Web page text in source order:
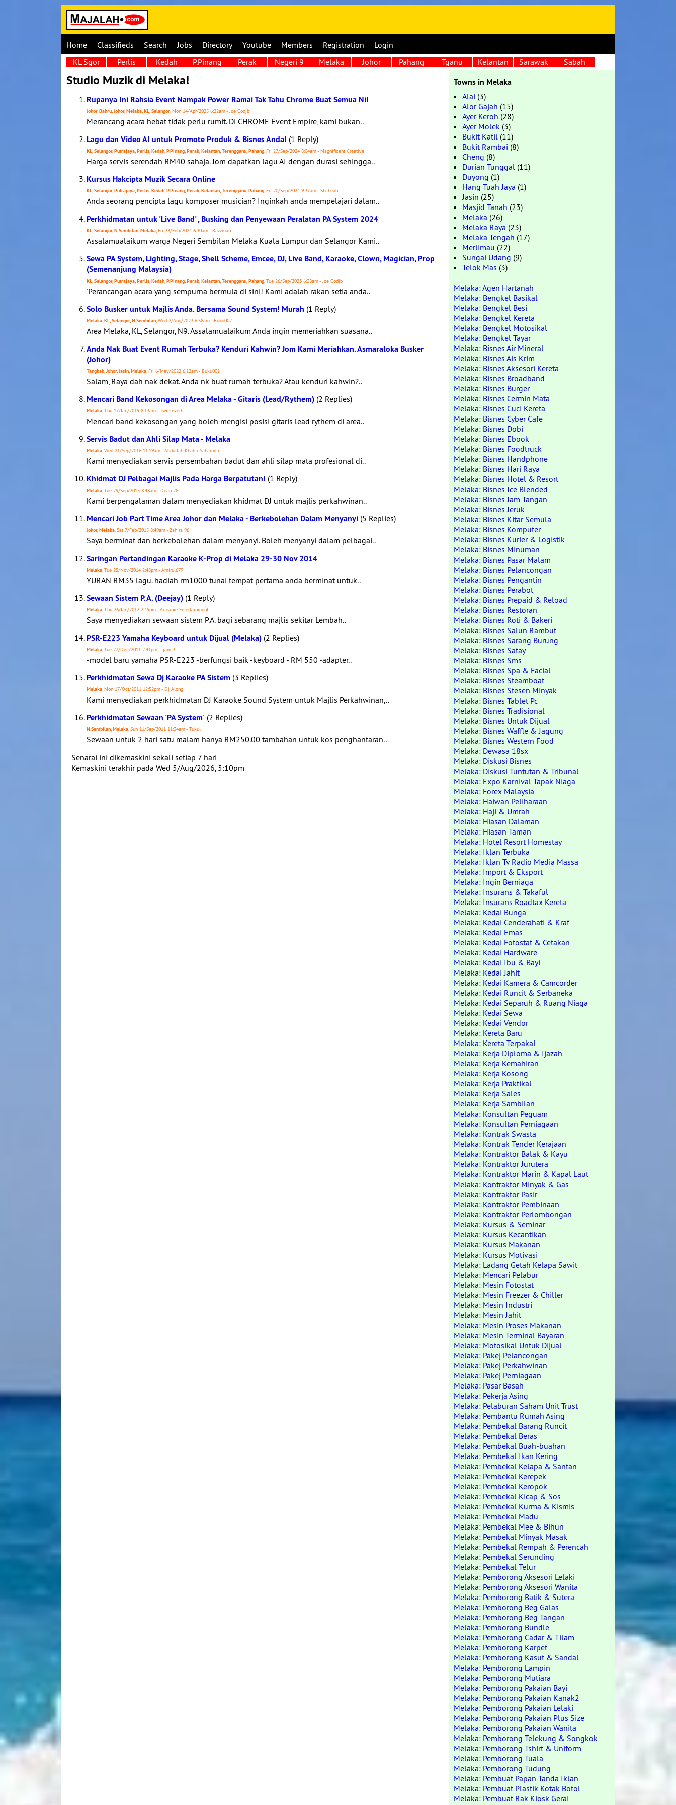
Home Classifieds Search Jobs Directory Youtube Members Registration
Login
KL Sgor
Perlis Kedah P.Pinang Perak Negeri 9 Melaka Johor Pahang Tganu Kelantan Sarawak Sabah
Studio Muzik di Melaka!
Rupanya Ini Rahsia Event Nampak Power Ramai Tak Tahu Chrome Buat Semua Ni!
Johor Bahru, Johor, Melaka, KL, Selangor, Mon 14/Apr/2025 6:22am - Joe Codjb
Merancang acara hebat tidak perlu rumit. Di CHROME Event Empire, kami bukan..
Lagu dan Video AI untuk Promote Produk & Bisnes Anda! (1 Reply)
KL, Selangor, Putrajaya, Perlis, Kedah, P.Pinang, Perak, Kelantan, Terengganu, Pahang, Fri 27/Sep/2024 8:04am - Magnificent Creative
Harga servis serendah RM40 sahaja. Jom dapatkan lagu AI dengan durasi sehingga..
Kursus Hakcipta Muzik Secara Online
KL, Selangor, Putrajaya, Perlis, Kedah, P.Pinang, Perak, Kelantan, Terengganu, Pahang, Fri 20/Sep/2024 9:37am - Sbcheah
Anda seorang pencipta lagu komposer musician? Inginkah anda mempelajari dalam..
Perkhidmatan untuk 'Live Band' , Busking dan Penyewaan Peralatan PA System 2024
KL, Selangor, N.Sembilan, Melaka, Fri 23/Feb/2024 6:30am - Razzman
Assalamualaikum warga Negeri Sembilan Melaka Kuala Lumpur dan Selangor Kami..
Sewa PA System, Lighting, Stage, Shell Scheme, Emcee, DJ, Live Band, Karaoke, Clown, Magician, Prop
(Semenanjung Malaysia)
KL, Selangor, Putrajaya, Perlis, Kedah, P.Pinang, Perak, Kelantan, Terengganu, Pahang, Tue 26/Sep/2023 6:38am - Joe Codjb
'Perancangan acara yang sempurna bermula di sini! Kami adalah rakan setia anda..
Solo Busker untuk Majlis Anda. Bersama Sound System! Murah (1 Reply)
Melaka, KL, Selangor, N.Sembilan, Wed 2/Aug/2023 6:38am - Buku002
Area Melaka, KL, Selangor, N9. Assalamualaikum Anda ingin memeriahkan suasana..
Anda Nak Buat Event Rumah Terbuka? Kenduri Kahwin? Jom Kami Meriahkan. Asmaraloka Busker
(Johor)
Tangkak, Johor, Jasin, Melaka, Fri 6/May/2022 6:12am - Buku001
Salam, Raya dah nak dekat. Anda nk buat rumah terbuka? Atau kenduri kahwin?..
Mencari Band Kekosongan di Area Melaka - Gitaris (Lead/Rythem) (2 Replies)
Melaka, Thu 17/Jan/2019 8:13am - Twinreverb
Mencari band kekosongan yang boleh mengisi posisi gitaris lead rythem di area..
Servis Badut dan Ahli Silap Mata - Melaka
Melaka, Wed 21/Sep/2016 11:19am - Abdullah Khabir Saharudin
Kami menyediakan servis persembahan badut dan ahli silap mata profesional di..
Khidmat DJ Pelbagai Majlis Pada Harga Berpatutan! (1 Reply)
Melaka, Tue 29/Sep/2015 8:48am - Dean 28
Kami berpengalaman dalam menyediakan khidmat DJ untuk majlis perkahwinan..
Mencari Job Part Time Area Johor dan Melaka - Berkebolehan Dalam Menyanyi (5 Replies)
Johor, Melaka, Sat 7/Feb/2015 8:49am - Zahira 96
Saya berminat dan berkebolehan dalam menyanyi. Boleh menyanyi dalam pelbagai..
Saringan Pertandingan Karaoke K-Prop di Melaka 29-30 Nov 2014
Melaka, Tue 25/Nov/2014 2:48pm - Amirul679
YURAN RM35 lagu. hadiah rm1000 tunai tempat pertama anda berminat untuk..
Sewaan Sistem P.A. (Deejay) (1 Reply)
Melaka, Thu 26/Jan/2012 2:49pm - Arieanie Entertainment
Saya menyediakan sewaan sistem P.A. bagi sebarang majlis sekitar Lembah..
PSR-E223 Yamaha Keyboard untuk Dijual (Melaka) (2 Replies)
Melaka, Tue 27/Dec/2011 2:41pm - Ijam 3
-model baru yamaha PSR-E223 -berfungsi baik -keyboard - RM 550 -adapter..
Perkhidmatan Sewa Dj Karaoke PA Sistem (3 Replies)
Melaka, Mon 17/Oct/2011 12:52pm - Dj Along
Kami menyediakan perkhidmatan DJ Karaoke Sound System untuk Majlis Perkahwinan,..
Perkhidmatan Sewaan 'PA System' (2 Replies)
N.Sembilan, Melaka, Sun 11/Sep/2011 11:34am - Tukul
Sewaan untuk 2 hari satu malam hanya RM250.00 tambahan untuk kos penghantaran..
Senarai ini dikemaskini sekali setiap 7 hari
Kemaskini terakhir pada Wed 5/Aug/2026, 5:10pm
Towns in Melaka
Alai (3)
Alor Gajah (15)
Ayer Keroh (28)
Ayer Molek (3)
Bukit Katil (11)
Bukit Rambai (8)
Cheng (8)
Durian Tunggal (11)
Duyong (1)
Hang Tuah Jaya (1)
Jasin (25)
Masjid Tanah (23)
Melaka (26)
Melaka Raya (23)
Melaka Tengah (17)
Merlimau (22)
Sungai Udang (9)
Telok Mas (3)
Melaka: Agen Hartanah
Melaka: Bengkel Basikal
Melaka: Bengkel Besi
Melaka: Bengkel Kereta
Melaka: Bengkel Motosikal
Melaka: Bengkel Tayar
Melaka: Bisnes Air Mineral
Melaka: Bisnes Ais Krim
Melaka: Bisnes Aksesori Kereta
Melaka: Bisnes Broadband
Melaka: Bisnes Burger
Melaka: Bisnes Cermin Mata
Melaka: Bisnes Cuci Kereta
Melaka: Bisnes Cyber Cafe
Melaka: Bisnes Dobi
Melaka: Bisnes Ebook
Melaka: Bisnes Foodtruck
Melaka: Bisnes Handphone
Melaka: Bisnes Hari Raya
Melaka: Bisnes Hotel & Resort
Melaka: Bisnes Ice Blended
Melaka: Bisnes Jam Tangan
Melaka: Bisnes Jeruk
Melaka: Bisnes Kitar Semula
Melaka: Bisnes Komputer
Melaka: Bisnes Kurier & Logistik
Melaka: Bisnes Minuman
Melaka: Bisnes Pasar Malam
Melaka: Bisnes Pelancongan
Melaka: Bisnes Pengantin
Melaka: Bisnes Perabot
Melaka: Bisnes Prepaid & Reload
Melaka: Bisnes Restoran
Melaka: Bisnes Roti & Bakeri
Melaka: Bisnes Salun Rambut
Melaka: Bisnes Sarang Burung
Melaka: Bisnes Satay
Melaka: Bisnes Sms
Melaka: Bisnes Spa & Facial
Melaka: Bisnes Steamboat
Melaka: Bisnes Stesen Minyak
Melaka: Bisnes Tablet Pc
Melaka: Bisnes Tradisional
Melaka: Bisnes Untuk Dijual
Melaka: Bisnes Waffle & Jagung
Melaka: Bisnes Western Food
Melaka: Dewasa 18sx
Melaka: Diskusi Bisnes
Melaka: Diskusi Tuntutan & Tribunal
Melaka: Expo Karnival Tapak Niaga
Melaka: Forex Malaysia
Melaka: Haiwan Peliharaan
Melaka: Haji & Umrah
Melaka: Hiasan Dalaman
Melaka: Hiasan Taman
Melaka: Hotel Resort Homestay
Melaka: Iklan Terbuka
Melaka: Iklan Tv Radio Media Massa
Melaka: Import & Eksport
Melaka: Ingin Berniaga
Melaka: Insurans & Takaful
Melaka: Insurans Roadtax Kereta
Melaka: Kedai Bunga
Melaka: Kedai Cenderahati & Kraf
Melaka: Kedai Emas
Melaka: Kedai Fotostat & Cetakan
Melaka: Kedai Hardware
Melaka: Kedai Ibu & Bayi
Melaka: Kedai Jahit
Melaka: Kedai Kamera & Camcorder
Melaka: Kedai Runcit & Serbaneka
Melaka: Kedai Separuh & Ruang Niaga
Melaka: Kedai Sewa
Melaka: Kedai Vendor
Melaka: Kereta Baru
Melaka: Kereta Terpakai
Melaka: Kerja Diploma & Ijazah
Melaka: Kerja Kemahiran
Melaka: Kerja Kosong
Melaka: Kerja Praktikal
Melaka: Kerja Sales
Melaka: Kerja Sambilan
Melaka: Konsultan Peguam
Melaka: Konsultan Perniagaan
Melaka: Kontrak Swasta
Melaka: Kontrak Tender Kerajaan
Melaka: Kontraktor Balak & Kayu
Melaka: Kontraktor Jurutera
Melaka: Kontraktor Marin & Kapal Laut
Melaka: Kontraktor Minyak & Gas
Melaka: Kontraktor Pasir
Melaka: Kontraktor Pembinaan
Melaka: Kontraktor Perlombongan
Melaka: Kursus & Seminar
Melaka: Kursus Kecantikan
Melaka: Kursus Makanan
Melaka: Kursus Motivasi
Melaka: Ladang Getah Kelapa Sawit
Melaka: Mencari Pelabur
Melaka: Mesin Fotostat
Melaka: Mesin Freezer & Chiller
Melaka: Mesin Industri
Melaka: Mesin Jahit
Melaka: Mesin Proses Makanan
Melaka: Mesin Terminal Bayaran
Melaka: Motosikal Untuk Dijual
Melaka: Pakej Pelancongan
Melaka: Pakej Perkahwinan
Melaka: Pakej Perniagaan
Melaka: Pasar Basah
Melaka: Pekerja Asing
Melaka: Pelaburan Saham Unit Trust
Melaka: Pembantu Rumah Asing
Melaka: Pembekal Barang Runcit
Melaka: Pembekal Beras
Melaka: Pembekal Buah-buahan
Melaka: Pembekal Ikan Kering
Melaka: Pembekal Kelapa & Santan
Melaka: Pembekal Kerepek
Melaka: Pembekal Keropok
Melaka: Pembekal Kicap & Sos
Melaka: Pembekal Kurma & Kismis
Melaka: Pembekal Madu
Melaka: Pembekal Mee & Bihun
Melaka: Pembekal Minyak Masak
Melaka: Pembekal Rempah & Perencah
Melaka: Pembekal Serunding
Melaka: Pembekal Telur
Melaka: Pemborong Aksesori Lelaki
Melaka: Pemborong Aksesori Wanita
Melaka: Pemborong Batik & Sutera
Melaka: Pemborong Beg Galas
Melaka: Pemborong Beg Tangan
Melaka: Pemborong Bundle
Melaka: Pemborong Cadar & Tilam
Melaka: Pemborong Karpet
Melaka: Pemborong Kasut & Sandal
Melaka: Pemborong Lampin
Melaka: Pemborong Mutiara
Melaka: Pemborong Pakaian Bayi
Melaka: Pemborong Pakaian Kanak2
Melaka: Pemborong Pakaian Lelaki
Melaka: Pemborong Pakaian Plus Size
Melaka: Pemborong Pakaian Wanita
Melaka: Pemborong Telekung & Songkok
Melaka: Pemborong Tshirt & Uniform
Melaka: Pemborong Tuala
Melaka: Pemborong Tudung
Melaka: Pembuat Papan Tanda Iklan
Melaka: Pembuat Plastik Kotak Botol
Melaka: Pembuat Rak Kiosk Gerai